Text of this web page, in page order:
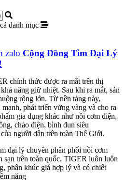
danh mục
zalo Cộng Đồng Tìm Đại Lý
chính thức được ra mắt trên thị
năng giữ nhiệt. Sau khi ra mắt, sản
rộng lớn. Từ nền tảng này,
phát triển vững vàng và cho ra
gia dụng khác như nồi cơm điện,
chảo điện, bình đun siêu
người dân trên toàn Thế Giới.
đại lý chuyên phân phối nồi cơm
sạn trên toàn quốc. TIGER luôn luôn
phân khúc giá hợp lý và có chiết
năng